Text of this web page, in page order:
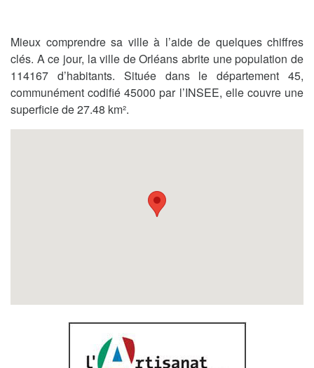
Mieux comprendre sa ville à l’aide de quelques chiffres
clés. A ce jour, la ville de Orléans abrite une population de
114167 d’habitants. Située dans le département 45,
communément codifié 45000 par l’INSEE, elle couvre une
superficie de 27.48 km².